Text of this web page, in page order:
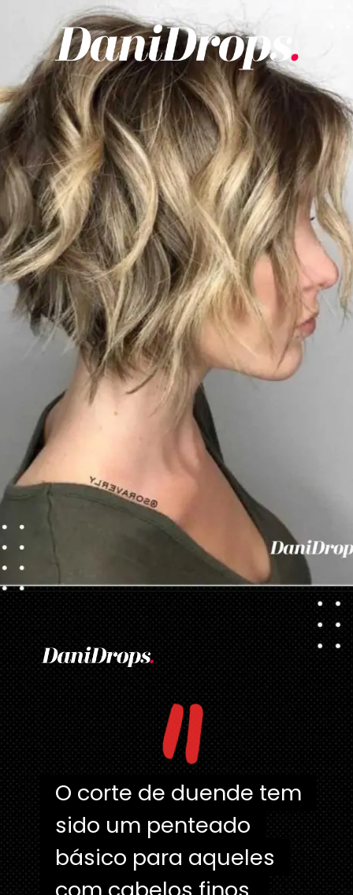
Opening
"
O corte de duende tem
sido um penteado
básico para aqueles
O corte de duende tem
sido um penteado
básico para aqueles